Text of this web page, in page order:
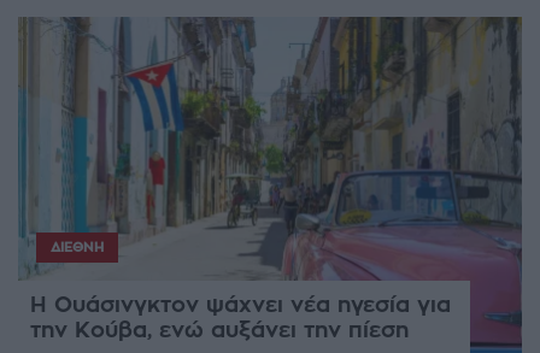
ΔΙΕΘΝΉ
Η Ουάσινγκτον ψάχνει νέα ηγεσία για
την Κούβα, ενώ αυξάνει την πίεση